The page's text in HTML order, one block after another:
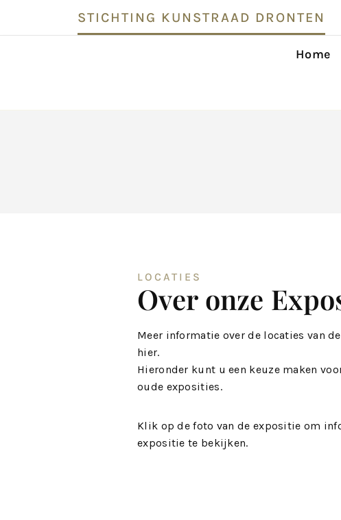
STICHTING KUNSTRAAD DRONTEN
Home
LOCATIES
Over onze
Meer informatie over de locaties van
hier.
Hieronder kunt u een keuze maken
oude exposities.
Klik op de foto van de expositie om
expositie te bekijken.